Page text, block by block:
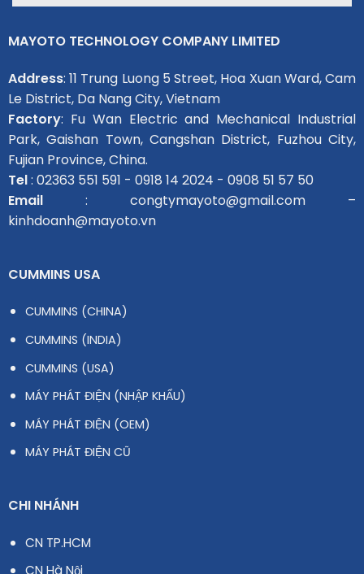
MAYOTO TECHNOLOGY COMPANY LIMITED
Address: 11 Trung Luong 5 Street, Hoa Xuan Ward, Cam
Le District, Da Nang City, Vietnam
Factory: Fu Wan Electric and Mechanical Industrial
Park, Gaishan Town, Cangshan District, Fuzhou City,
Fujian Province, China.
Tel: 02363 551 591 - 0918 14 2024 - 0908 51 57 50
Email: congtymayoto@gmail.com –
kinhdoanh@mayoto.vn
CUMMINS USA
CUMMINS (CHINA)
CUMMINS (INDIA)
CUMMINS (USA)
MÁY PHÁT ĐIỆN (NHẬP KHẨU)
MÁY PHÁT ĐIỆN (OEM)
MÁY PHÁT ĐIỆN CŨ
CHI NHÁNH
CN TP.HCM
CN Hà Nội